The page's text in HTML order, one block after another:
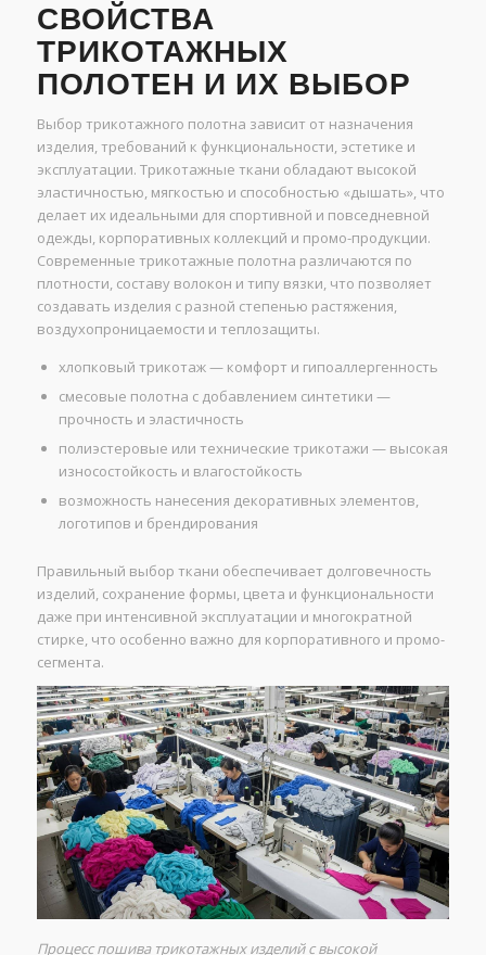
СВОЙСТВА
ТРИКОТАЖНЫХ
ПОЛОТЕН И ИХ ВЫБОР
Выбор трикотажного полотна зависит от назначения
изделия, требований к функциональности, эстетике и
эксплуатации. Трикотажные ткани обладают высокой
эластичностью, мягкостью и способностью «дышать», что
делает их идеальными для спортивной и повседневной
одежды, корпоративных коллекций и промо-продукции.
Современные трикотажные полотна различаются по
плотности, составу волокон и типу вязки, что позволяет
создавать изделия с разной степенью растяжения,
воздухопроницаемости и теплозащиты.
хлопковый трикотаж — комфорт и гипоаллергенность
смесовые полотна с добавлением синтетики —
прочность и эластичность
полиэстеровые или технические трикотажи — высокая
износостойкость и влагостойкость
возможность нанесения декоративных элементов,
логотипов и брендирования
Правильный выбор ткани обеспечивает долговечность
изделий, сохранение формы, цвета и функциональности
даже при интенсивной эксплуатации и многократной
стирке, что особенно важно для корпоративного и промо-
сегмента.
Процесс пошива трикотажных изделий с высокой